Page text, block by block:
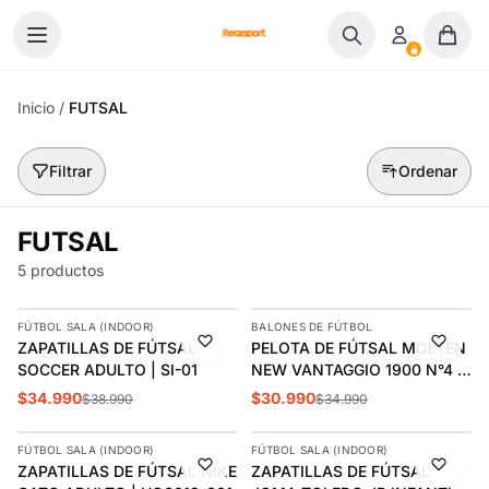
Inicio / FUTSAL
Filtrar Ordenar
FUTSAL
5 productos
-10%
AGREGAR
FÚTBOL SALA (INDOOR)
ZAPATILLAS DE FÚTSAL
SOCCER ADULTO | SI-01
$34.990$38.990
-11%
BALONES DE FÚTBOL
PELOTA DE FÚTSAL MOLTEN
NEW VANTAGGIO 1900 N°4 |
MO22217
$30.990$34.990
-10%
AGREGAR
FÚTBOL SALA (INDOOR)
ZAPATILLAS DE FÚTSAL NIKE
-13%
AGREGAR
FÚTBOL SALA (INDOOR)
ZAPATILLAS DE FÚTSAL